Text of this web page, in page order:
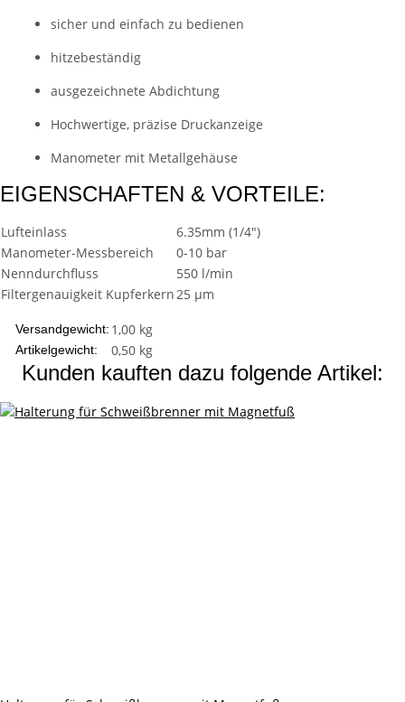
sicher und einfach zu bedienen
hitzebeständig
ausgezeichnete Abdichtung
Hochwertige, präzise Druckanzeige
Manometer mit Metallgehäuse
EIGENSCHAFTEN & VORTEILE:
Lufteinlass
6.35mm (1/4")
Manometer-Messbereich
0-10 bar
Nenndurchfluss
550 l/min
Filtergenauigkeit Kupferkern25 µm
Versandgewicht: 1,00 kg
Artikelgewicht: 0,50 kg
Kunden kauften dazu folgende Artikel: